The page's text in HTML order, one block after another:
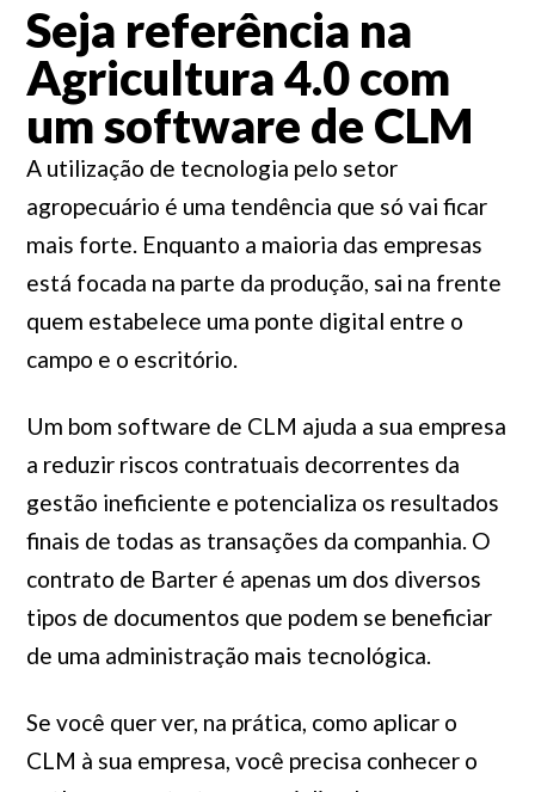
Seja referência na
Agricultura 4.0 com
um software de CLM
A utilização de tecnologia pelo setor
agropecuário é uma tendência que só vai ficar
mais forte. Enquanto a maioria das empresas
está focada na parte da produção, sai na frente
quem estabelece uma ponte digital entre o
campo e o escritório.
Um bom software de CLM ajuda a sua empresa
a reduzir riscos contratuais decorrentes da
gestão ineficiente e potencializa os resultados
finais de todas as transações da companhia. O
contrato de Barter é apenas um dos diversos
tipos de documentos que podem se beneficiar
de uma administração mais tecnológica.
Se você quer ver, na prática, como aplicar o
CLM à sua empresa, você precisa conhecer o